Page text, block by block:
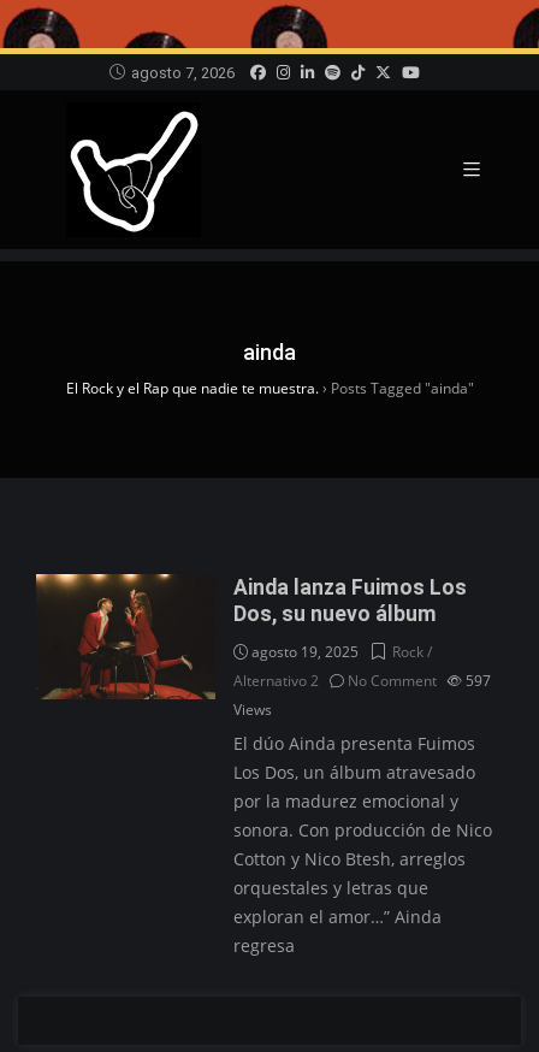
agosto 7, 2026
ainda
El Rock y el Rap que nadie te muestra.› Posts Tagged "ainda"
Ainda lanza Fuimos Los
Dos, su nuevo álbum
agosto 19, 2025
Rock /
Alternativo 2
No Comment
597
Views
El dúo Ainda presenta Fuimos
Los Dos, un álbum atravesado
por la madurez emocional y
sonora. Con producción de Nico
Cotton y Nico Btesh, arreglos
orquestales y letras que
exploran el amor…” Ainda
regresa